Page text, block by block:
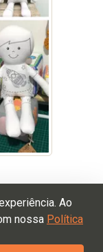
Ao
nossa Política